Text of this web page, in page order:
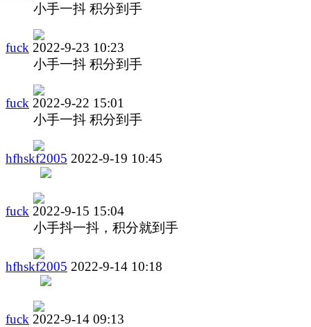
小手一抖 积分到手
fuck 2022-9-23 10:23
小手一抖 积分到手
fuck 2022-9-22 15:01
小手一抖 积分到手
hfhskf2005 2022-9-19 10:45
fuck 2022-9-15 15:04
小手抖一抖，积分就到手
hfhskf2005 2022-9-14 10:18
fuck 2022-9-14 09:13